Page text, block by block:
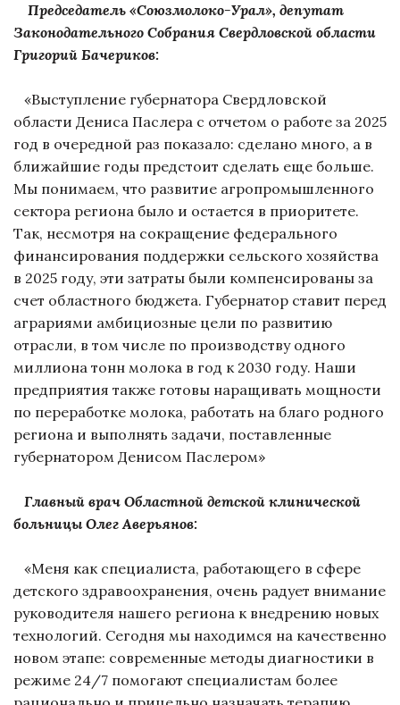
Председатель «Союзмолоко-Урал», депутат
Законодательного Собрания Свердловской области
Григорий Бачериков:
«Выступление губернатора Свердловской
области Дениса Паслера с отчетом о работе за 2025
год в очередной раз показало: сделано много, а в
ближайшие годы предстоит сделать еще больше.
Мы понимаем, что развитие агропромышленного
сектора региона было и остается в приоритете.
Так, несмотря на сокращение федерального
финансирования поддержки сельского хозяйства
в 2025 году, эти затраты были компенсированы за
счет областного бюджета. Губернатор ставит перед
аграриями амбициозные цели по развитию
отрасли, в том числе по производству одного
миллиона тонн молока в год к 2030 году. Наши
предприятия также готовы наращивать мощности
по переработке молока, работать на благо родного
региона и выполнять задачи, поставленные
губернатором Денисом Паслером»
Главный врач Областной детской клинической
больницы Олег Аверьянов:
«Меня как специалиста, работающего в сфере
детского здравоохранения, очень радует внимание
руководителя нашего региона к внедрению новых
технологий. Сегодня мы находимся на качественно
новом этапе: современные методы диагностики в
режиме 24/7 помогают специалистам более